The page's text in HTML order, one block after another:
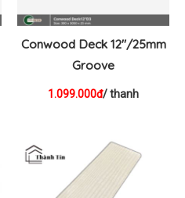
Conwood Deck 12″/25mm
Groove
1.099.000đ/ thanh